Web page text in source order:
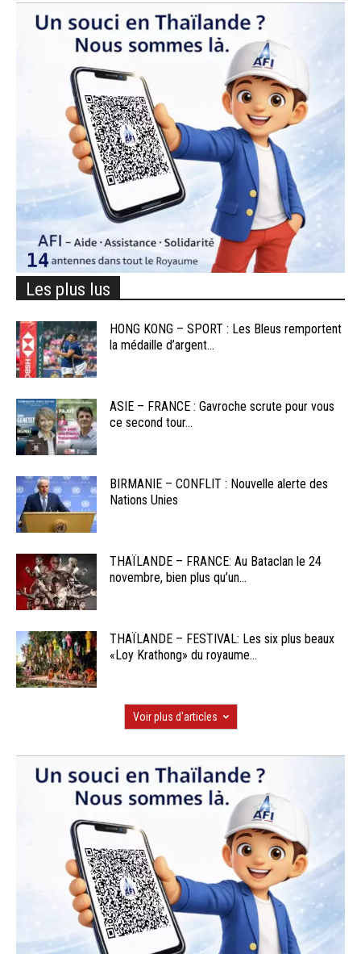
Les plus lus
HONG KONG – SPORT : Les Bleus remportent
la médaille d’argent...
ASIE – FRANCE : Gavroche scrute pour vous
ce second tour...
BIRMANIE – CONFLIT : Nouvelle alerte des
Nations Unies
THAÏLANDE – FRANCE: Au Bataclan le 24
novembre, bien plus qu’un...
THAÏLANDE – FESTIVAL: Les six plus beaux
«Loy Krathong» du royaume...
Voir plus d'articles